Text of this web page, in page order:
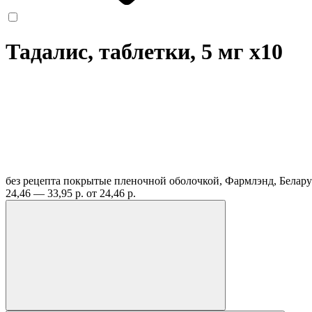
Тадалис, таблетки, 5 мг x10
без рецепта покрытые пленочной оболочкой, Фармлэнд,
24,46 — 33,95 р. от 24,46 р.